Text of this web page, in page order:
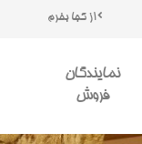
از کجا بخرم
نمایندگان
فروش